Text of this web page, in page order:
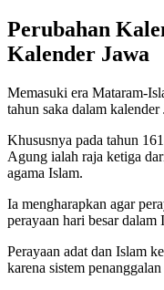
Perubahan
Kalender Jawa
Memasuki era Mataram-
tahun saka dalam kalender
Khususnya pada tahun
Agung ialah raja ketiga
agama Islam.
Ia mengharapkan agar
perayaan hari besar dalam
Perayaan adat dan Islam
karena sistem